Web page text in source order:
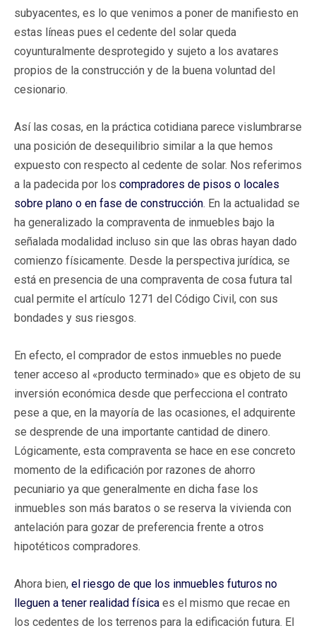
subyacentes, es lo que venimos a poner de manifiesto en
estas líneas pues el cedente del solar queda
coyunturalmente desprotegido y sujeto a los avatares
propios de la construcción y de la buena voluntad del
cesionario.
Así las cosas, en la práctica cotidiana parece vislumbrarse
una posición de desequilibrio similar a la que hemos
expuesto con respecto al cedente de solar. Nos referimos
a la padecida por los compradores de pisos o locales
sobre plano o en fase de construcción. En la actualidad se
ha generalizado la compraventa de inmuebles bajo la
señalada modalidad incluso sin que las obras hayan dado
comienzo físicamente. Desde la perspectiva jurídica, se
está en presencia de una compraventa de cosa futura tal
cual permite el artículo 1271 del Código Civil, con sus
bondades y sus riesgos.
En efecto, el comprador de estos inmuebles no puede
tener acceso al «producto terminado» que es objeto de su
inversión económica desde que perfecciona el contrato
pese a que, en la mayoría de las ocasiones, el adquirente
se desprende de una importante cantidad de dinero.
Lógicamente, esta compraventa se hace en ese concreto
momento de la edificación por razones de ahorro
pecuniario ya que generalmente en dicha fase los
inmuebles son más baratos o se reserva la vivienda con
antelación para gozar de preferencia frente a otros
hipotéticos compradores.
Ahora bien, el riesgo de que los inmuebles futuros no
lleguen a tener realidad física es el mismo que recae en
los cedentes de los terrenos para la edificación futura. El